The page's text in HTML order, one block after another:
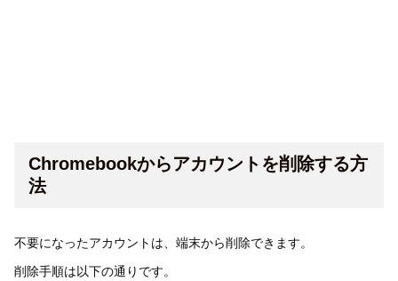
Chromebookからアカウントを削除する方
法
不要になったアカウントは、端末から削除できます。
削除手順は以下の通りです。